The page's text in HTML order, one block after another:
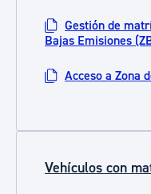
Gestión de
Bajas Emisiones
Acceso a Zona
Vehículos con